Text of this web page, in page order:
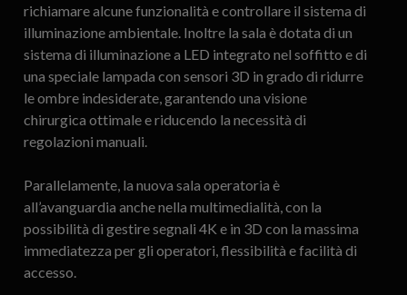
richiamare alcune funzionalità e controllare il sistema di
illuminazione ambientale. Inoltre la sala è dotata di un
sistema di illuminazione a LED integrato nel soffitto e di
una speciale lampada con sensori 3D in grado di ridurre
le ombre indesiderate, garantendo una visione
chirurgica ottimale e riducendo la necessità di
regolazioni manuali.
Parallelamente, la nuova sala operatoria è
all’avanguardia anche nella multimedialità, con la
possibilità di gestire segnali 4K e in 3D con la massima
immediatezza per gli operatori, flessibilità e facilità di
accesso.